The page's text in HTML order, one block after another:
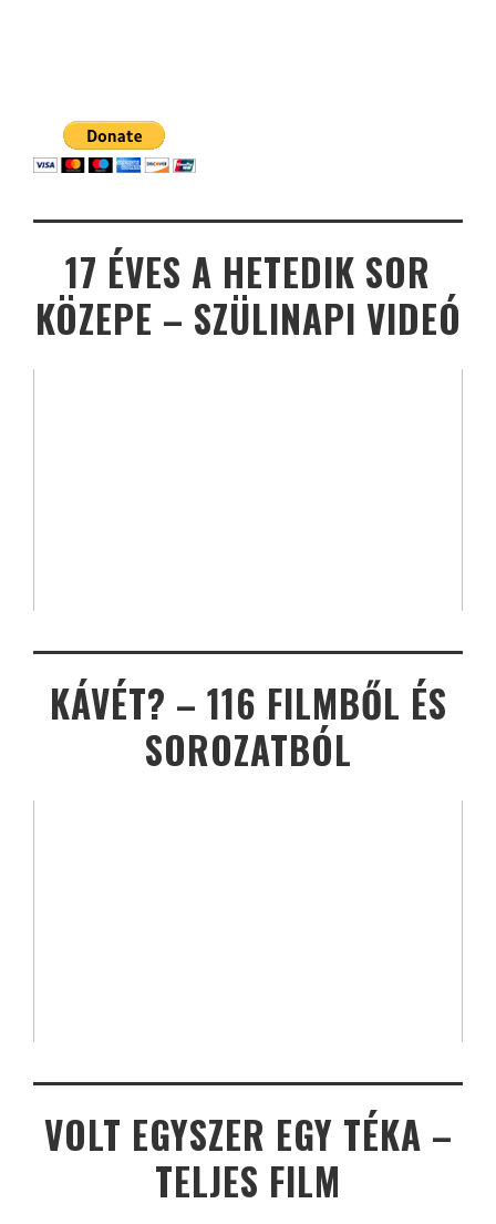
17 ÉVES A HETEDIK SOR
KÖZEPE – SZÜLINAPI VIDEÓ
KÁVÉT? – 116 FILMBŐL ÉS
SOROZATBÓL
VOLT EGYSZER EGY TÉKA –
TELJES FILM